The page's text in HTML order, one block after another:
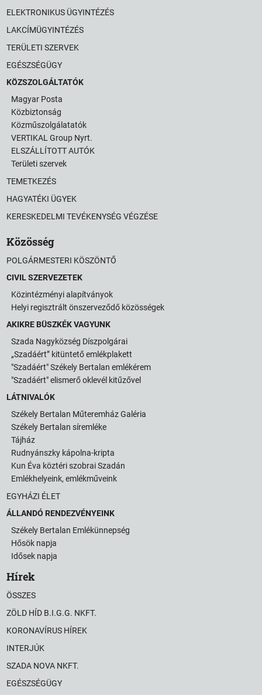
ELEKTRONIKUS ÜGYINTÉZÉS
LAKCÍMÜGYINTÉZÉS
TERÜLETI SZERVEK
EGÉSZSÉGÜGY
KÖZSZOLGÁLTATÓK
Magyar Posta
Közbiztonság
Közműszolgálatatók
VERTIKAL Group Nyrt.
ELSZÁLLÍTOTT AUTÓK
Területi szervek
TEMETKEZÉS
HAGYATÉKI ÜGYEK
KERESKEDELMI TEVÉKENYSÉG VÉGZÉSE
Közösség
POLGÁRMESTERI KÖSZÖNTŐ
CIVIL SZERVEZETEK
Közintézményi alapítványok
Helyi regisztrált önszerveződő közösségek
AKIKRE BÜSZKÉK VAGYUNK
Szada Nagyközség Díszpolgárai
„Szadáért” kitüntető emlékplakett
"Szadáért" Székely Bertalan emlékérem
"Szadáért" elismerő oklevél kitűzővel
LÁTNIVALÓK
Székely Bertalan Műteremház Galéria
Székely Bertalan síremléke
Tájház
Rudnyánszky kápolna-kripta
Kun Éva köztéri szobrai Szadán
Emlékhelyeink, emlékműveink
EGYHÁZI ÉLET
ÁLLANDÓ RENDEZVÉNYEINK
Székely Bertalan Emlékünnepség
Hősök napja
Idősek napja
Hírek
ÖSSZES
ZÖLD HÍD B.I.G.G. NKFT.
KORONAVÍRUS HÍREK
INTERJÚK
SZADA NOVA NKFT.
EGÉSZSÉGÜGY